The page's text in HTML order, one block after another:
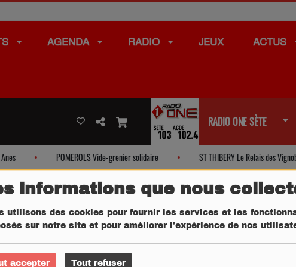
informations que nous
utilisons des cookies pour fournir les services et les
sur notre site et pour améliorer l'expérience de nos
accepter Tout refuser
AGENDA RADIO JEUX ACTUS
RADIO ONE SÈTE
POMEROLS Vide-grenier solidaire ST THIBERY Le Relais des